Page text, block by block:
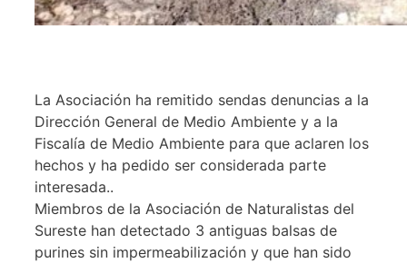
La Asociación ha remitido sendas denuncias a la
Dirección General de Medio Ambiente y a la
Fiscalía de Medio Ambiente para que aclaren los
hechos y ha pedido ser considerada parte
interesada..
Miembros de la Asociación de Naturalistas del
Sureste han detectado 3 antiguas balsas de
purines sin impermeabilización y que han sido